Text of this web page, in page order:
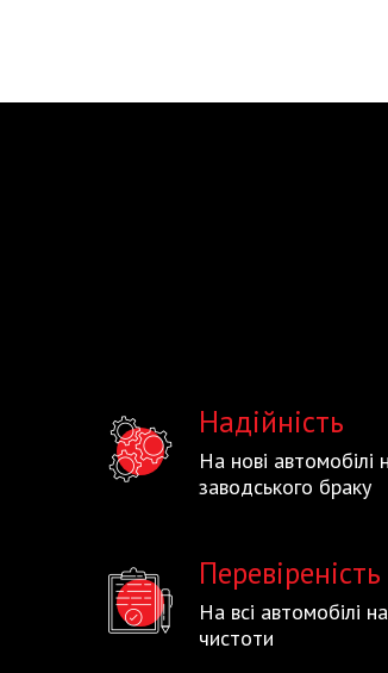
Надійність
На нові автомобілі
заводського браку
Перевіреність
На всі автомобілі
чистоти